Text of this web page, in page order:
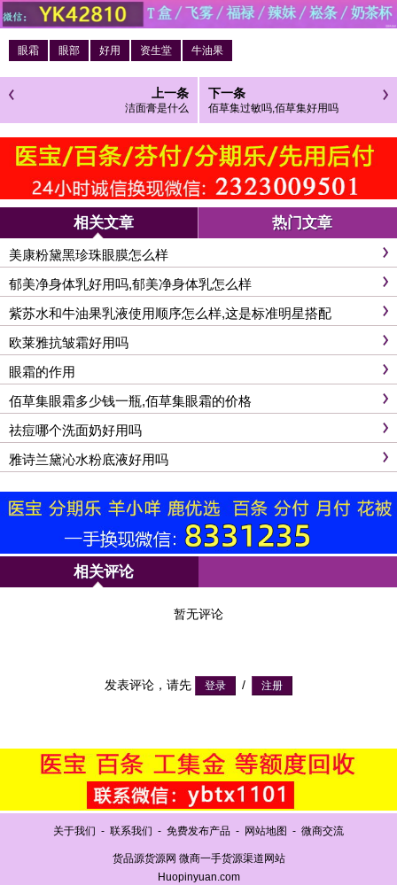
眼霜 眼部 好用 资生堂 牛油果
上一条
洁面膏是什么
下一条
佰草集过敏吗,佰草集好用吗
相关文章 热门文章
美康粉黛黑珍珠眼膜怎么样
郁美净身体乳好用吗,郁美净身体乳怎么样
紫苏水和牛油果乳液使用顺序怎么样,这是标准明星搭配
欧莱雅抗皱霜好用吗
眼霜的作用
佰草集眼霜多少钱一瓶,佰草集眼霜的价格
祛痘哪个洗面奶好用吗
雅诗兰黛沁水粉底液好用吗
相关评论
暂无评论
发表评论，请先 /
关于我们 - 联系我们 - 免费发布产品 - 网站地图 - 微商交流
货品源货源网 微商一手货源渠道网站
Huopinyuan.com